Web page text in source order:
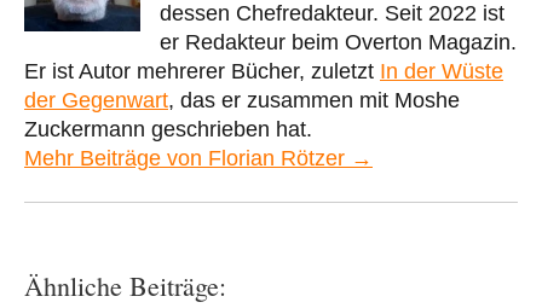
dessen Chefredakteur. Seit 2022 ist
er Redakteur beim Overton Magazin.
Er ist Autor mehrerer Bücher, zuletzt In der Wüste
der Gegenwart, das er zusammen mit Moshe
Zuckermann geschrieben hat.
Mehr Beiträge von Florian Rötzer →
Ähnliche Beiträge: